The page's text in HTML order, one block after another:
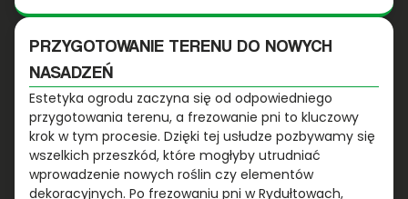
PRZYGOTOWANIE TERENU DO NOWYCH
NASADZEŃ
Estetyka ogrodu zaczyna się od odpowiedniego
przygotowania terenu, a frezowanie pni to kluczowy
krok w tym procesie. Dzięki tej usłudze pozbywamy się
wszelkich przeszkód, które mogłyby utrudniać
wprowadzenie nowych roślin czy elementów
dekoracyjnych. Po frezowaniu pni w Rydułtowach,